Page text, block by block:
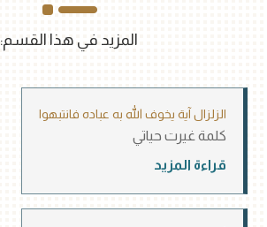
الزلزال آية يخوف الله به عباده فانتبهوا
كلمة غيرت حياتي
قراءة المزيد
المزيد في هذا القسم: